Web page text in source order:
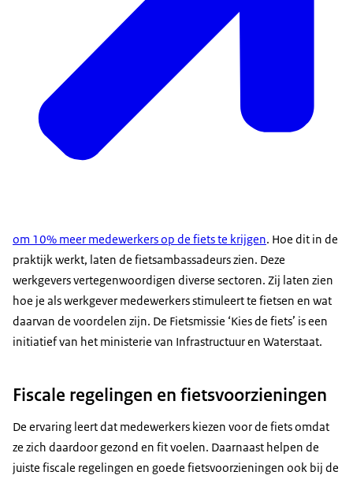
om 10% meer medewerkers op de fiets te krijgen. Hoe dit in de
praktijk werkt, laten de fietsambassadeurs zien. Deze
werkgevers vertegenwoordigen diverse sectoren. Zij laten zien
hoe je als werkgever medewerkers stimuleert te fietsen en wat
daarvan de voordelen zijn. De Fietsmissie ‘Kies de fiets’ is een
initiatief van het ministerie van Infrastructuur en Waterstaat.
Fiscale regelingen en fietsvoorzieningen
De ervaring leert dat medewerkers kiezen voor de fiets omdat
ze zich daardoor gezond en fit voelen. Daarnaast helpen de
juiste fiscale regelingen en goede fietsvoorzieningen ook bij de